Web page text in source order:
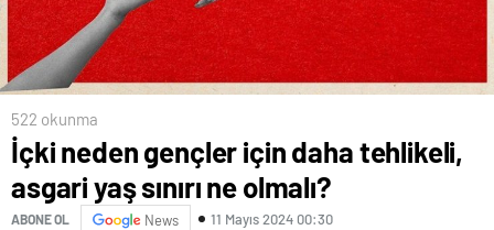
522 okunma
İçki neden gençler için daha tehlikeli,
asgari yaş sınırı ne olmalı?
ABONE OL News 11 Mayıs 2024 00:30